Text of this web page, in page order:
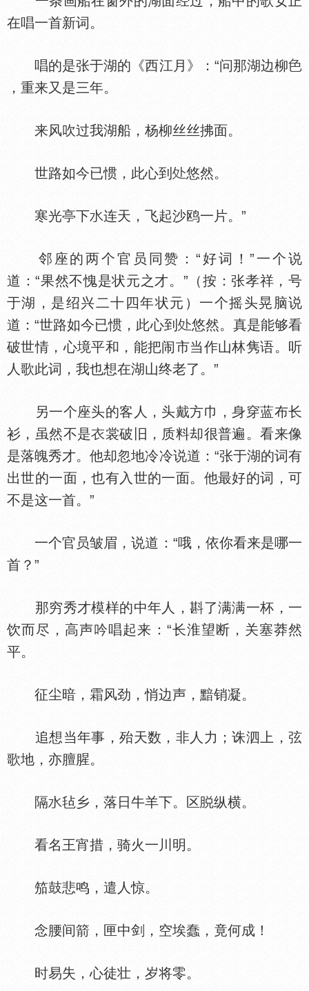
在唱一首新词。
唱的是张于湖的《西江月》：“问那湖边柳
，重来又是三年。
来风吹过我湖船，杨柳丝丝拂面。
世路如今已惯，此心到 悠然。
寒光亭下 连天，飞起沙鸥一片。”
邻座的两个官员同赞：“好词！”一个说
道：“果然不愧是状元之才。”（按：张孝祥，号
于湖，是绍兴二十四年状元）一个摇头晃脑说
道：“世路如今已惯，此心到
悠然。真是能够看
破世情，心境平和，能把闹市当作山林隽语。听
人歌此词，我也想在湖山终老了。”
另一个座头的客人，头戴方巾，身穿蓝布长
衫，虽然不是
裳破旧，质料却很普遍。看来像
是落魄秀才。他却忽地冷冷说道：“张于湖的词有
出世的一面，也有入世的一面。他最好的词，可
不是这一首。”
一个官员皱眉，说道：“哦，依你看来是哪一
首？”
那穷秀才模样的中年人，斟了满满一杯，一
饮而尽，高声吟唱起来：“长淮望断，关塞莽然
平。
征尘暗，霜风劲，悄边声，黯销凝。
追想当年事，殆天数，非人力；诛泗上，弦
歌地，亦膻腥。
隔 毡乡，落日牛羊下。区 纵横。
看名王宵措，骑火一川明。
笳鼓悲鸣，遣人惊。
念腰间箭，匣中剑，空埃蠢，竟何成！
时易失，心徒壮，岁将零。